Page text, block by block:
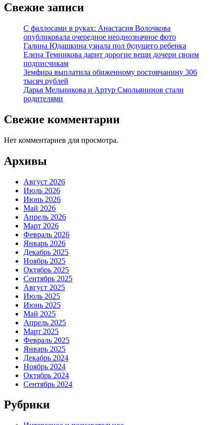
Свежие записи
С фаллосами в руках: Анастасия Волочкова
опубликовала очередное неоднозначное фото
Галина Юдашкина узнала пол будущего ребенка
Елена Темникова дарит дорогие вещи дочери своим
подписчикам
Земфира выплатила обиженному ростовчанину 306
тысяч рублей
Дарья Мельникова и Артур Смольянинов стали
родителями
Свежие комментарии
Нет комментариев для просмотра.
Архивы
Август 2026
Июль 2026
Июнь 2026
Май 2026
Апрель 2026
Март 2026
Февраль 2026
Январь 2026
Декабрь 2025
Ноябрь 2025
Октябрь 2025
Сентябрь 2025
Август 2025
Июль 2025
Июнь 2025
Май 2025
Апрель 2025
Март 2025
Февраль 2025
Январь 2025
Декабрь 2024
Ноябрь 2024
Октябрь 2024
Сентябрь 2024
Рубрики